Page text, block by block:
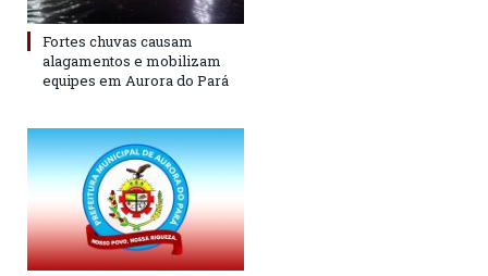
Fortes chuvas causam
alagamentos e mobilizam
equipes em Aurora do Pará